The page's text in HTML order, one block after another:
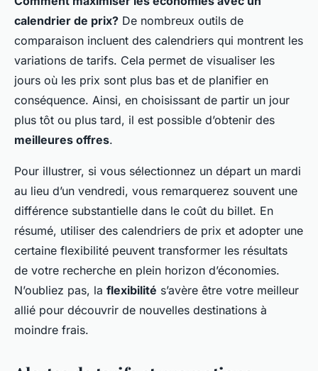
calendrier de prix? De nombreux outils de
comparaison incluent des calendriers qui montrent les
variations de tarifs. Cela permet de visualiser les
jours où les prix sont plus bas et de planifier en
conséquence. Ainsi, en choisissant de partir un jour
plus tôt ou plus tard, il est possible d’obtenir des
meilleures offres.
Pour illustrer, si vous sélectionnez un départ un mardi
au lieu d’un vendredi, vous remarquerez souvent une
différence substantielle dans le coût du billet. En
résumé, utiliser des calendriers de prix et adopter une
certaine flexibilité peuvent transformer les résultats
de votre recherche en plein horizon d’économies.
N’oubliez pas, la flexibilité s’avère être votre meilleur
allié pour découvrir de nouvelles destinations à
moindre frais.